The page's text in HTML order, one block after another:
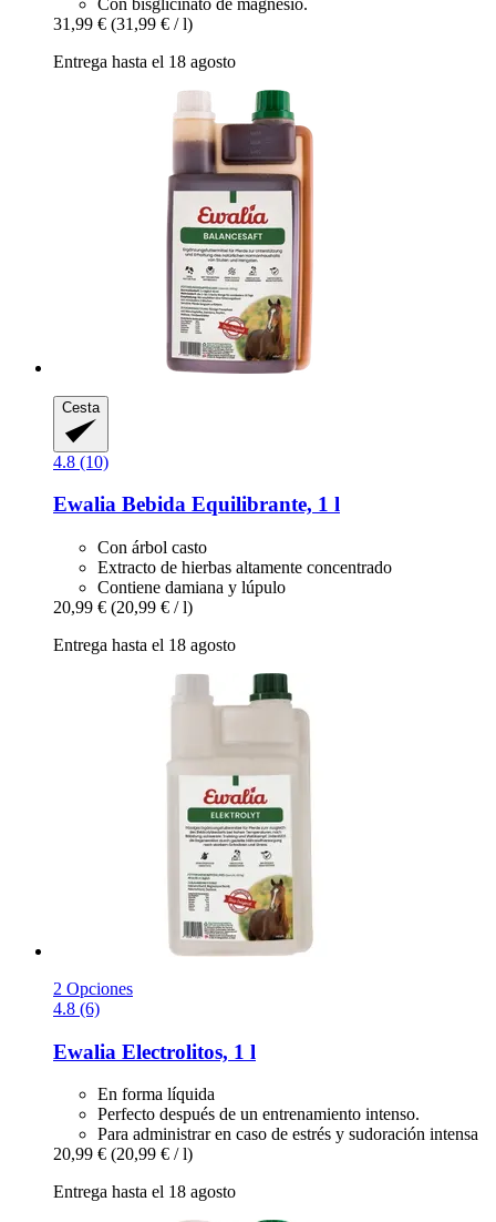
Con bisglicinato de magnesio.
31,99 € (31,99 € / l)
Entrega hasta el 18 agosto
Cesta
4.8 (10)
Ewalia Bebida Equilibrante, 1 l
Con árbol casto
Extracto de hierbas altamente concentrado
Contiene damiana y lúpulo
20,99 € (20,99 € / l)
Entrega hasta el 18 agosto
2 Opciones
4.8 (6)
Ewalia Electrolitos, 1 l
En forma líquida
Perfecto después de un entrenamiento intenso.
Para administrar en caso de estrés y sudoración intensa
20,99 € (20,99 € / l)
Entrega hasta el 18 agosto